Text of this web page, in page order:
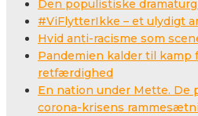
Den populistiske
#ViFlytterIkke – et ulydigt
Hvid anti-racisme som
Pandemien kalder til kamp
retfærdighed
En nation under Mette. De
corona-krisens